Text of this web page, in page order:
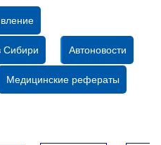
Сибири Автоновости
Медицинские рефераты